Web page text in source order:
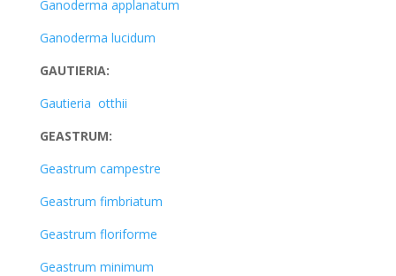
Ganoderma applanatum
Ganoderma lucidum
GAUTIERIA:
Gautieria otthii
GEASTRUM:
Geastrum campestre
Geastrum fimbriatum
Geastrum floriforme
Geastrum minimum